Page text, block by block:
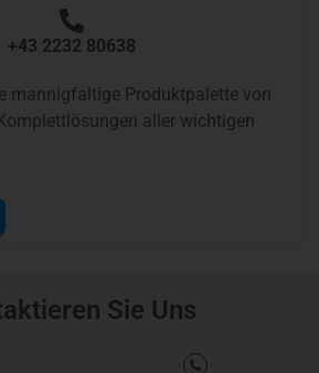
+43 2232 80638
mannigfaltige Produktpalette von
aller wichtigen
Sie Uns